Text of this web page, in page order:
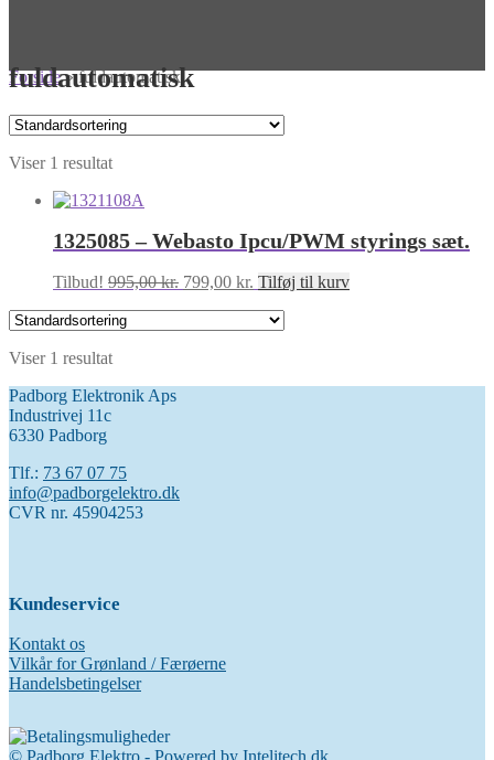
Forside»fuldautomatisk
fuldautomatisk
Viser 1 resultat
1325085 – Webasto Ipcu/PWM styrings sæt.
Tilbud! 995,00kr. Den
799,00 kr. Den
pris
Tilføj til kurv
Viser 1 resultat
Padborg Elektronik Aps
Industrivej 11c
6330 Padborg
Tlf.: 73 67 07 75
info@padborgelektro.dk
CVR nr. 45904253
Kundeservice
Kontakt os
Vilkår for Grønland / Færøerne
Handelsbetingelser
© Padborg Elektro - Powered by Intelitech.dk